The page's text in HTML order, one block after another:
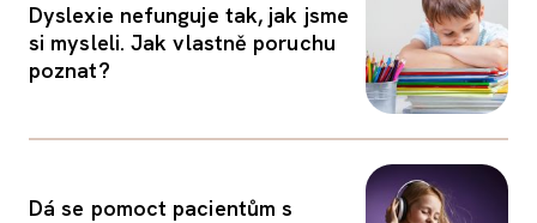
Dyslexie nefunguje tak, jak jsme
si mysleli. Jak vlastně poruchu
poznat?
Dá se pomoct pacientům s